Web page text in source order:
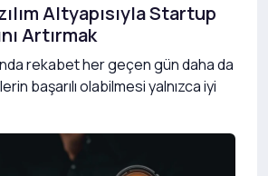
Altyapısıyla Startup
Artırmak
rekabet her geçen gün daha da
başarılı olabilmesi yalnızca iyi